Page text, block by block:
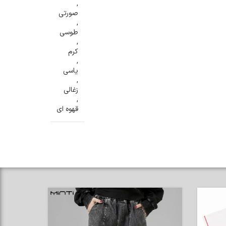
,
صورتی
,
طوسی
,
کرم
,
یاسی
,
زغالی
,
قهوه ای